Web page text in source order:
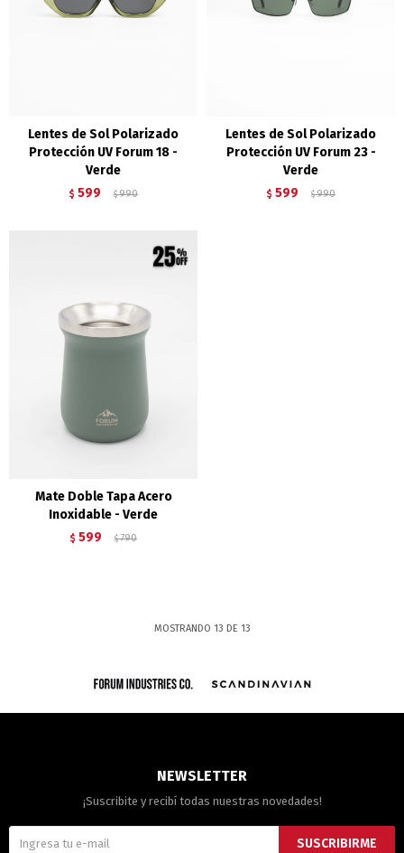
Lentes de Sol Polarizado
Protección UV Forum 18 -
Verde
$ 599 $ 990
Lentes de Sol Polarizado
Protección UV Forum 23 -
Verde
$ 599 $ 990
Mate Doble Tapa Acero
Inoxidable - Verde
$ 599 $ 790
MOSTRANDO 13 DE 13
NEWSLETTER
¡Suscribite y recibí todas nuestras novedades!
SUSCRIBIRME